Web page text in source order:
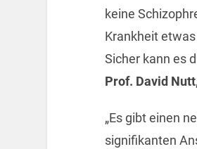
keine
Krankheit
Sicher kann es
Prof. David
„Es gibt einen
signifikanten